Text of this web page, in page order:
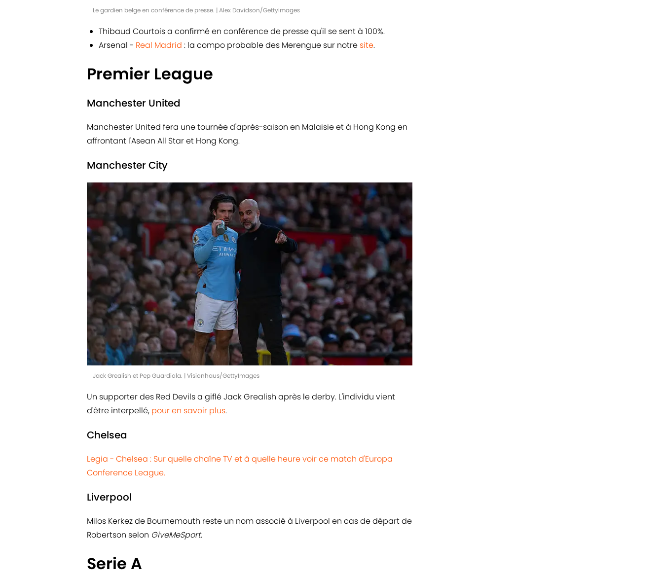
Le gardien belge en conférence de presse. | Alex Davidson/GettyImages
Thibaud Courtois a confirmé en conférence de presse qu'il se sent à 100%.
Arsenal - Real Madrid : la compo probable des Merengue sur notre site.
Premier League
Manchester United
Manchester United fera une tournée d'après-saison en Malaisie et à Hong Kong en
affrontant l'Asean All Star et Hong Kong.
Manchester City
Jack Grealish et Pep Guardiola. | Visionhaus/GettyImages
Un supporter des Red Devils a giflé Jack Grealish après le derby. L'individu vient
d'être interpellé, pour en savoir plus.
Chelsea
Legia - Chelsea : Sur quelle chaîne TV et à quelle heure voir ce match d'Europa
Conference League.
Liverpool
Milos Kerkez de Bournemouth reste un nom associé à Liverpool en cas de départ de
Robertson selon GiveMeSport.
Serie A